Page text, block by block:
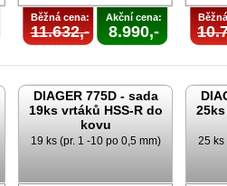
Běžná cena:
11.632,-
Akční cena:
8.990,-
DIAGER 775D - sada
19ks vrtáků HSS-R do
kovu
19 ks (pr. 1 -10 po 0,5 mm) 25 ks